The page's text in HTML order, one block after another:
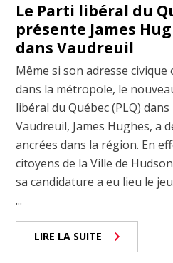
Le Parti libéral du
présente James
dans Vaudreuil
Même si son adresse civique
dans la métropole, le
libéral du Québec (PLQ)
Vaudreuil, James Hughes, a
ancrées dans la région. En
citoyens de la Ville de
sa candidature a eu lieu le
...
LIRE LA SUITE